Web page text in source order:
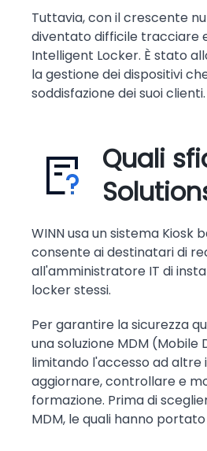
Tuttavia, con il crescente
diventato difficile tracciare
Intelligent Locker. È stato
la gestione dei dispositivi
soddisfazione dei suoi clienti.
Quali
WINN usa un sistema
consente ai destinatari di
all'amministratore IT di
locker stessi.
Per garantire la sicurezza
una soluzione MDM
limitando l'accesso ad altre
aggiornare, controllare e
formazione. Prima di
MDM, le quali hanno